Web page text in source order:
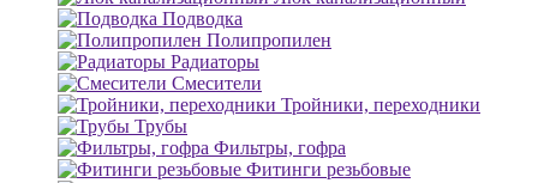
Подводка
Полипропилен
Радиаторы
Смесители
Тройники, переходники
Трубы
Фильтры, гофра
Фитинги резьбовые